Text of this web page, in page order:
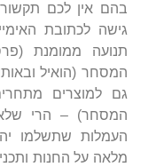
בהם אין לכם
גישה לכתובת
תנועה ממומנת
המסחר (הואיל
גם למוצרים
המסחר) – הרי
העמלות שתשלמו
מלאה על החנות